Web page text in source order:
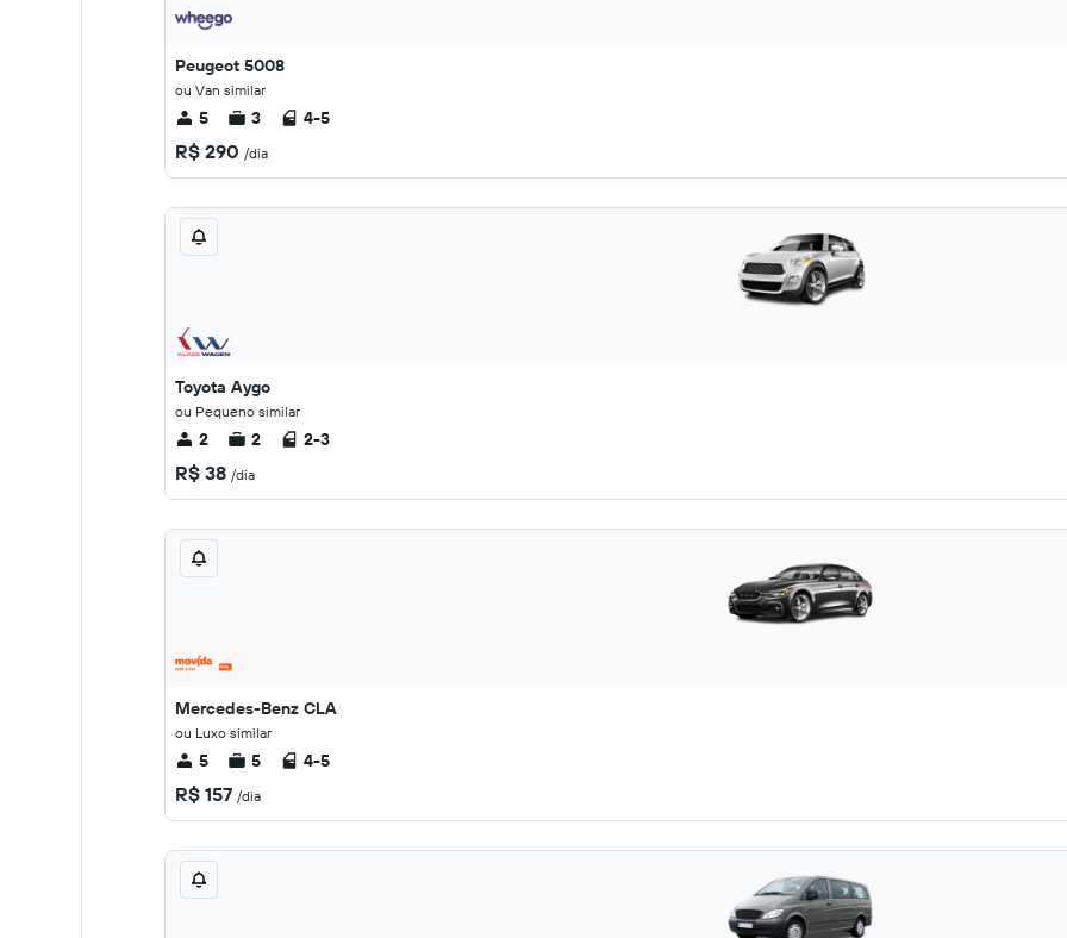
Peugeot 5008
ou Van similar
5 3 4-5
R$ 290 /dia
Toyota Aygo
ou Pequeno similar
2 2 2-3
R$ 38 /dia
Mercedes-Benz CLA
ou Luxo similar
5 5 4-5
R$ 157 /dia